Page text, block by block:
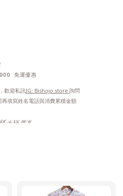
免運優惠
歡迎私訊IG: Bishojo.store 詢問
填寫姓名電話與消費累積金額
𝒴𝒪𝒰